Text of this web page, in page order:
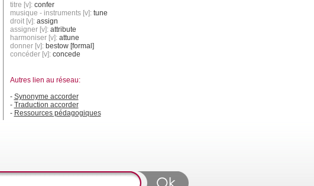
titre [v]: confer
musique - instruments [v]: tune
droit [v]: assign
assigner [v]: attribute
harmoniser [v]: attune
donner [v]: bestow [formal]
concéder [v]: concede
Autres lien au réseau:
- Synonyme accorder
- Traduction accorder
- Ressources pédagogiques